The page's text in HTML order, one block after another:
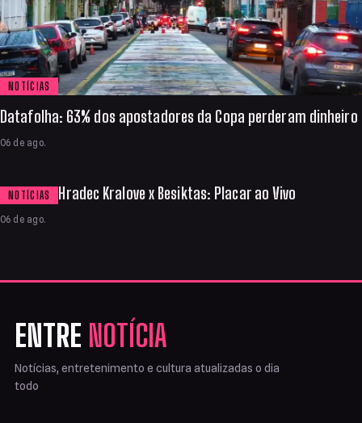
NOTÍCIAS
Datafolha: 63% dos apostadores da Copa perderam dinheiro
06 de ago.
NOTÍCIAS Hradec Kralove x Besiktas: Placar ao Vivo
06 de ago.
ENTRE NOTÍCIA
Notícias, entretenimento e cultura atualizadas o dia
todo